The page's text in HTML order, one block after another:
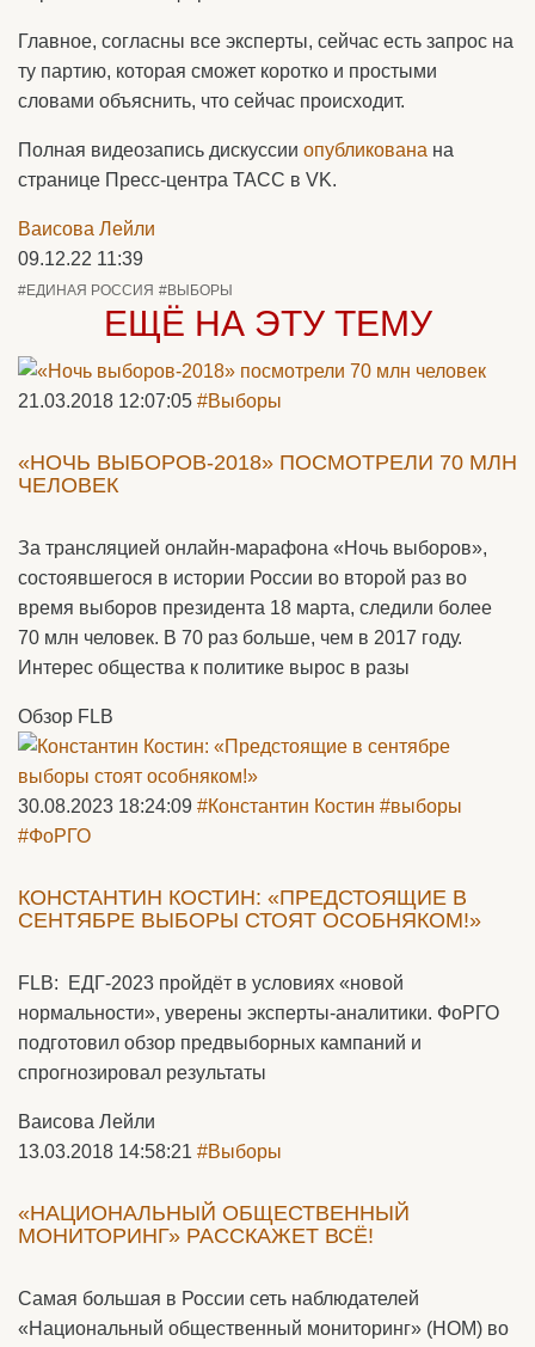
Главное, согласны все эксперты, сейчас есть запрос на
ту партию, которая сможет коротко и простыми
словами объяснить, что сейчас происходит.
Полная видеозапись дискуссии опубликована на
странице Пресс-центра ТАСС в VK.
Ваисова Лейли
09.12.22 11:39
#ЕДИНАЯ РОССИЯ #ВЫБОРЫ
ЕЩЁ НА ЭТУ ТЕМУ
21.03.2018 12:07:05 #Выборы
«НОЧЬ ВЫБОРОВ-2018» ПОСМОТРЕЛИ 70 МЛН
ЧЕЛОВЕК
За трансляцией онлайн-марафона «Ночь выборов»,
состоявшегося в истории России во второй раз во
время выборов президента 18 марта, следили более
70 млн человек. В 70 раз больше, чем в 2017 году.
Интерес общества к политике вырос в разы
Обзор FLB
30.08.2023 18:24:09 #Константин Костин #выборы
#ФоРГО
КОНСТАНТИН КОСТИН: «ПРЕДСТОЯЩИЕ В
СЕНТЯБРЕ ВЫБОРЫ СТОЯТ ОСОБНЯКОМ!»
FLB: ЕДГ-2023 пройдёт в условиях «новой
нормальности», уверены эксперты-аналитики. ФоРГО
подготовил обзор предвыборных кампаний и
спрогнозировал результаты
Ваисова Лейли
13.03.2018 14:58:21 #Выборы
«НАЦИОНАЛЬНЫЙ ОБЩЕСТВЕННЫЙ
МОНИТОРИНГ» РАССКАЖЕТ ВСЁ!
Самая большая в России сеть наблюдателей
«Национальный общественный мониторинг» (НОМ) во